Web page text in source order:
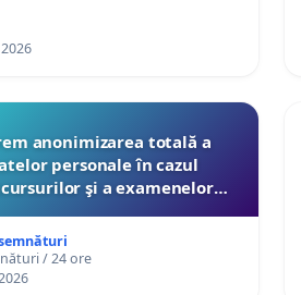
anonimizarea totală a
personale în cazul
şi a examenelor
Ministerul Educaţiei
/ 24 ore